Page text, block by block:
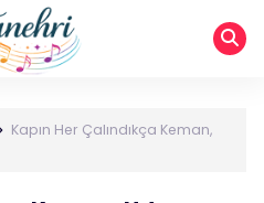
Kapın Her Çalındıkça Keman,